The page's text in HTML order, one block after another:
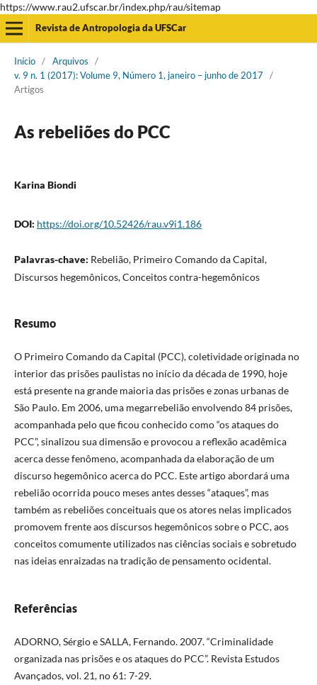
https://www.rau2.ufscar.br/index.php/rau/sitemap
Revista de Antropologia da UFSCar
Início / Arquivos
/
v. 9 n. 1 (2017): Volume 9, Número 1, janeiro – junho de 2017
/
Artigos
As rebeliões do PCC
Karina Biondi
DOI: https://doi.org/10.52426/rau.v9i1.186
Palavras-chave: Rebelião, Primeiro Comando da Capital,
Discursos hegemônicos, Conceitos contra-hegemônicos
Resumo
O Primeiro Comando da Capital (PCC), coletividade originada no
interior das prisões paulistas no início da década de 1990, hoje
está presente na grande maioria das prisões e zonas urbanas de
São Paulo. Em 2006, uma megarrebelião envolvendo 84 prisões,
acompanhada pelo que ficou conhecido como “os ataques do
PCC”, sinalizou sua dimensão e provocou a reflexão acadêmica
acerca desse fenômeno, acompanhada da elaboração de um
discurso hegemônico acerca do PCC. Este artigo abordará uma
rebelião ocorrida pouco meses antes desses “ataques”, mas
também as rebeliões conceituais que os atores nelas implicados
promovem frente aos discursos hegemônicos sobre o PCC, aos
conceitos comumente utilizados nas ciências sociais e sobretudo
nas ideias enraizadas na tradição de pensamento ocidental.
Referências
ADORNO, Sérgio e SALLA, Fernando. 2007. “Criminalidade
organizada nas prisões e os ataques do PCC”. Revista Estudos
Avançados, vol. 21, no 61: 7-29.